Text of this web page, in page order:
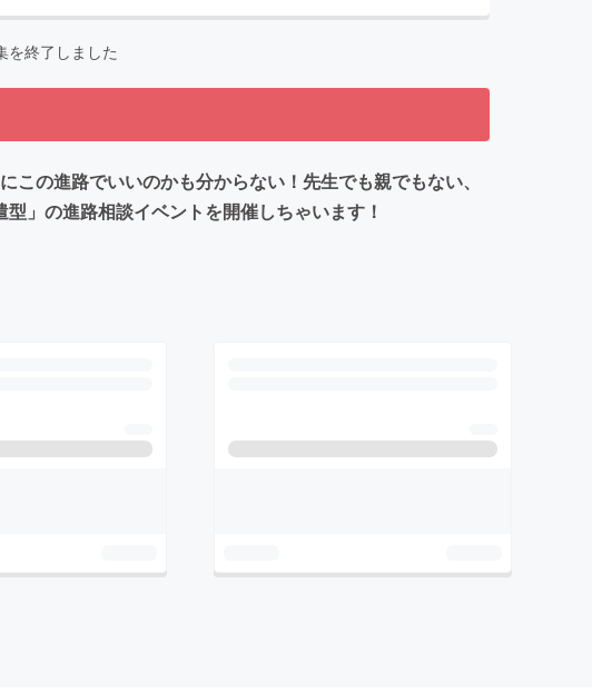
を終了しました
の進路でいいのかも分からない！先生でも親でもない、
」の進路相談イベントを開催しちゃいます！